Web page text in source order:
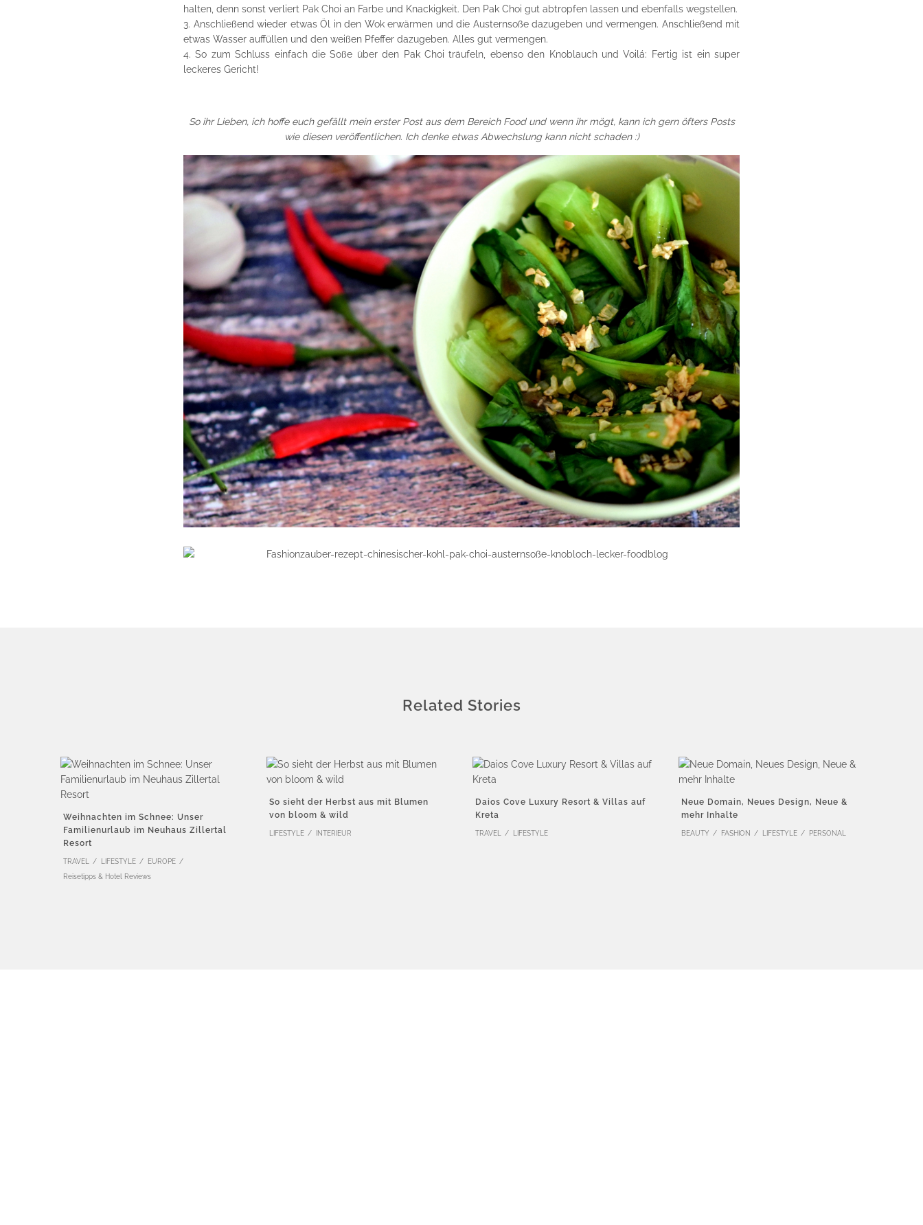
halten, denn sonst verliert Pak Choi an Farbe und Knackigkeit. Den Pak Choi gut abtropfen lassen und ebenfalls wegstellen.
Anschließend wieder etwas Öl in den Wok erwärmen und die Austernsoße dazugeben und vermengen. Anschließend mit
etwas Wasser auffüllen und den weißen Pfeffer dazugeben. Alles gut vermengen.
So zum Schluss einfach die Soße über den Pak Choi träufeln, ebenso den Knoblauch und Voilá: Fertig ist ein super
leckeres Gericht!
So ihr Lieben, ich hoffe euch gefällt mein erster Post aus dem Bereich Food und wenn ihr mögt, kann ich gern öfters Posts
wie diesen veröffentlichen. Ich denke etwas Abwechslung kann nicht schaden :)
Related Stories
Weihnachten im Schnee: Unser
Familienurlaub im Neuhaus Zillertal
Resort
TRAVEL LIFESTYLE
EUROPE
Reisetipps & Hotel Reviews
So sieht der Herbst aus mit Blumen
von bloom & wild
LIFESTYLE INTERIEUR
Daios Cove Luxury Resort & Villas auf
Kreta
TRAVEL LIFESTYLE
Neue Domain, Neues Design, Neue &
mehr Inhalte
BEAUTY FASHION LIFESTYLE PERSONAL